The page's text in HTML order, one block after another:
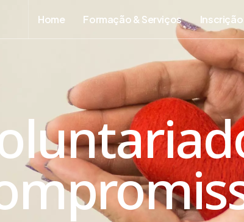
Home Formação & Serviços Inscrição